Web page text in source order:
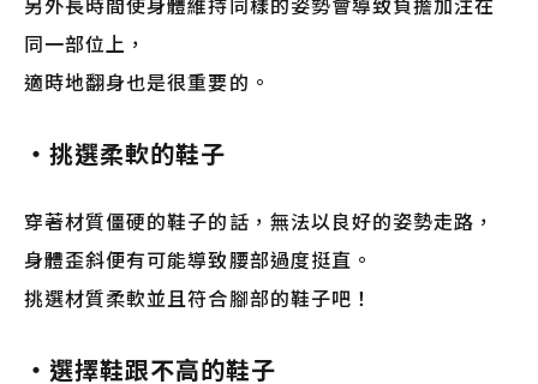
同一部位上，
適時地翻身也是很重要的。
・挑選柔軟的鞋子
穿著材質僵硬的鞋子的話，無法以良好的姿勢走路，
身體歪斜便有可能導致腰部過度挺直。
挑選材質柔軟並且符合腳部的鞋子吧！
・選擇鞋跟不高的鞋子